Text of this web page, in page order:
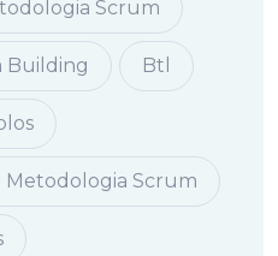
Scrum
Building Btl
Metodologia Scrum